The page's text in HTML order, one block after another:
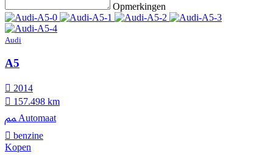
Opmerkingen
Audi
A5
2014
157.498 km
Automaat
benzine
Kopen